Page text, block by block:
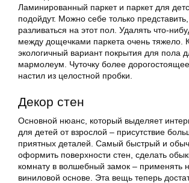
Ламинированный паркет и паркет для
подойдут. Можно себе только
разливаться на этот пол. Удалять что-
между дощечками паркета очень тяжело.
экологичный вариант покрытия для пола
мармолеум. Чуточку более
настил из целостной пробки.
Декор стен
Основной нюанс, который выделяет
для детей от взрослой – присутствие
приятных деталей. Самый быстрый и
оформить поверхности стен, сделать
комнату в волшебный замок – применять
виниловой основе. Эта вещь теперь